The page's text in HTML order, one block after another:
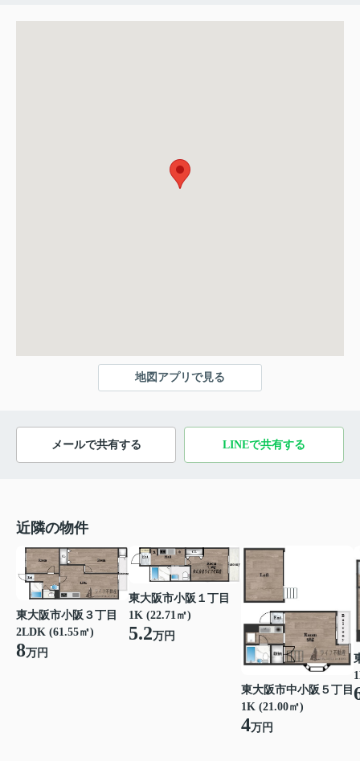
地図アプリで見る
メールで共有する LINEで共有する
近隣の物件
東大阪市小阪３丁目
2LDK (61.55㎡)
8万円
東大阪市小阪１丁目
1K (22.71㎡)
5.2万円
東大阪市中小阪５丁目
1K (21.00㎡)
4万円